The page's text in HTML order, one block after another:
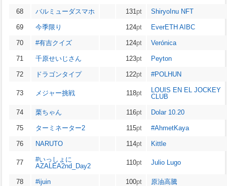
68 バルミューダスマホ 131 pt ShiryoInu NFT
69 今季限り 124pt EverETH AIBC
70 #有吉クイズ 124pt Verónica
71 千原せいじさん 123pt Peyton
72 ドラゴンタイプ 122pt #POLHUN
73 メジャー挑戦 118pt
LOUIS EN EL JOCKEY
CLUB
74 栗ちゃん 116pt Dolar 10.20
75 ターミネーター2 115pt #AhmetKaya
76 NARUTO 114pt Kittle
77
#いっしょに
AZALEA2nd_Day2
110pt Julio Lugo
78 #ijuin 100pt 原油高騰